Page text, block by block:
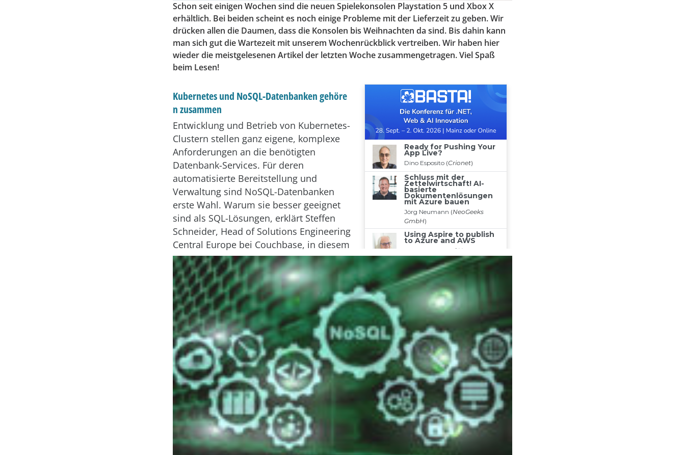
Schon seit einigen Wochen sind die neuen Spielekonsolen Playstation 5 und Xbox X
erhältlich. Bei beiden scheint es noch einige Probleme mit der Lieferzeit zu geben. Wir
drücken allen die Daumen, dass die Konsolen bis Weihnachten da sind. Bis dahin kann
man sich gut die Wartezeit mit unserem Wochenrückblick vertreiben. Wir haben hier
wieder die meistgelesenen Artikel der letzten Woche zusammengetragen. Viel Spaß
beim Lesen!
Kubernetes und NoSQL-Datenbanken gehöre
n zusammen
Entwicklung und Betrieb von Kubernetes-
Clustern stellen ganz eigene, komplexe
Anforderungen an die benötigten
Datenbank-Services. Für deren
automatisierte Bereitstellung und
Verwaltung sind NoSQL-Datenbanken
erste Wahl. Warum sie besser geeignet
sind als SQL-Lösungen, erklärt Steffen
Schneider, Head of Solutions Engineering
Central Europe bei Couchbase, in diesem